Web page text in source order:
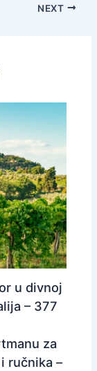
NEXT
u divnoj
– 377
za
ručnika –